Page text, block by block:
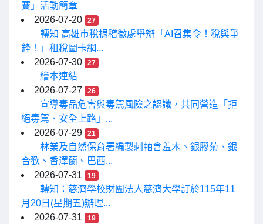
賽」活動簡章
2026-07-20
27
轉知 高雄市稅捐稽徵處舉辦「AI召集令！稅與爭
鋒！」租稅圖卡網...
2026-07-30
27
繪本連結
2026-07-27
26
宣導毒品危害與毒駕風險之認識，共同營造「拒
絕毒駕、安全上路」...
2026-07-29
21
林業及自然保育署編製刺軸含羞木、銀膠菊、銀
合歡、香澤蘭、巴西...
2026-07-31
19
轉知：慈濟學校財團法人慈濟大學訂於115年11
月20日(星期五)辦理...
2026-07-31
19